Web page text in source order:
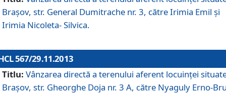
Braşov, str. General Dumitrache nr. 3, către Irimia Emil şi
Irimia Nicoleta- Silvica.
567/29.11.2013
Titlu: Vânzarea directă a terenului aferent locuinţei
Braşov, str. Gheorghe Doja nr. 3 A, către Nyaguly Erno-